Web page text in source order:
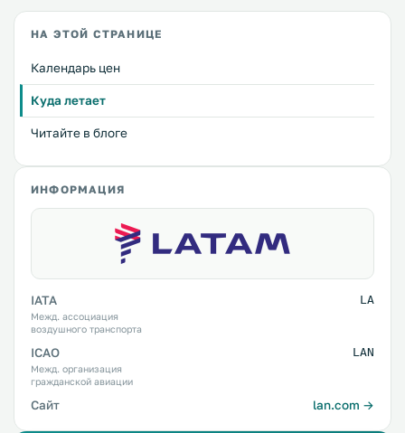
НА ЭТОЙ СТРАНИЦЕ
Календарь цен
Куда летает
Читайте в блоге
ИНФОРМАЦИЯ
IATA
Межд. ассоциация
воздушного транспорта
LA
ICAO
Межд. организация
гражданской авиации
LAN
Сайт lan.com →